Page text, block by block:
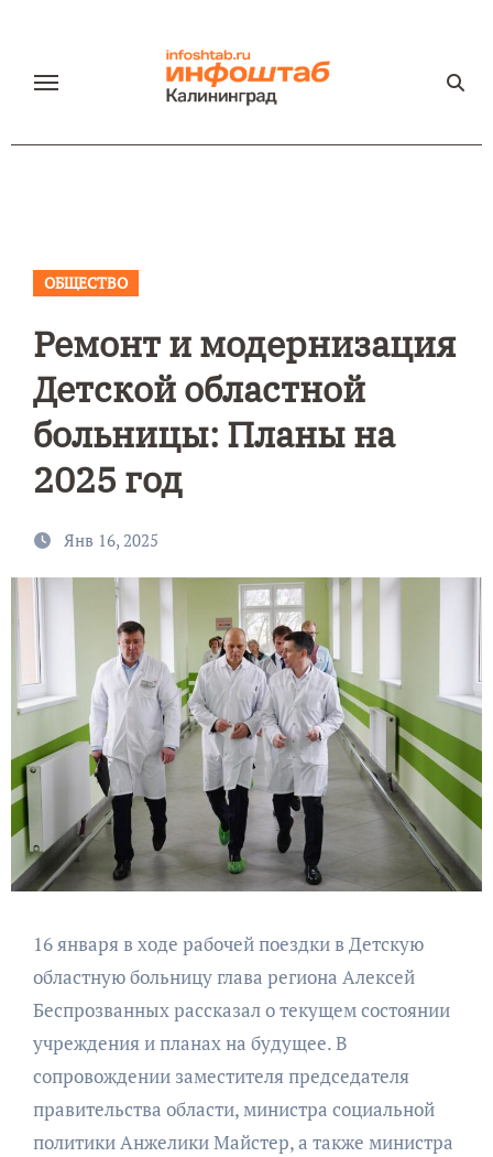
содержанию
ОБЩЕСТВО
Ремонт и модернизация
Детской областной
больницы: Планы на
2025 год
Янв 16, 2025
16 января в ходе рабочей поездки в Детскую
областную больницу глава региона Алексей
Беспрозванных рассказал о текущем состоянии
учреждения и планах на будущее. В
сопровождении заместителя председателя
правительства области, министра социальной
политики Анжелики Майстер, а также министра